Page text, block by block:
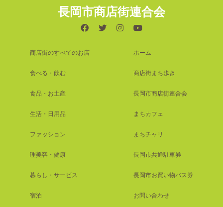
長岡市商店街連合会
商店街のすべてのお店
食べる・飲む
食品・お土産
生活・日用品
ファッション
理美容・健康
暮らし・サービス
宿泊
ホーム
商店街まち歩き
長岡市商店街連合会
まちカフェ
まちチャリ
長岡市共通駐車券
長岡市お買い物バス券
お問い合わせ